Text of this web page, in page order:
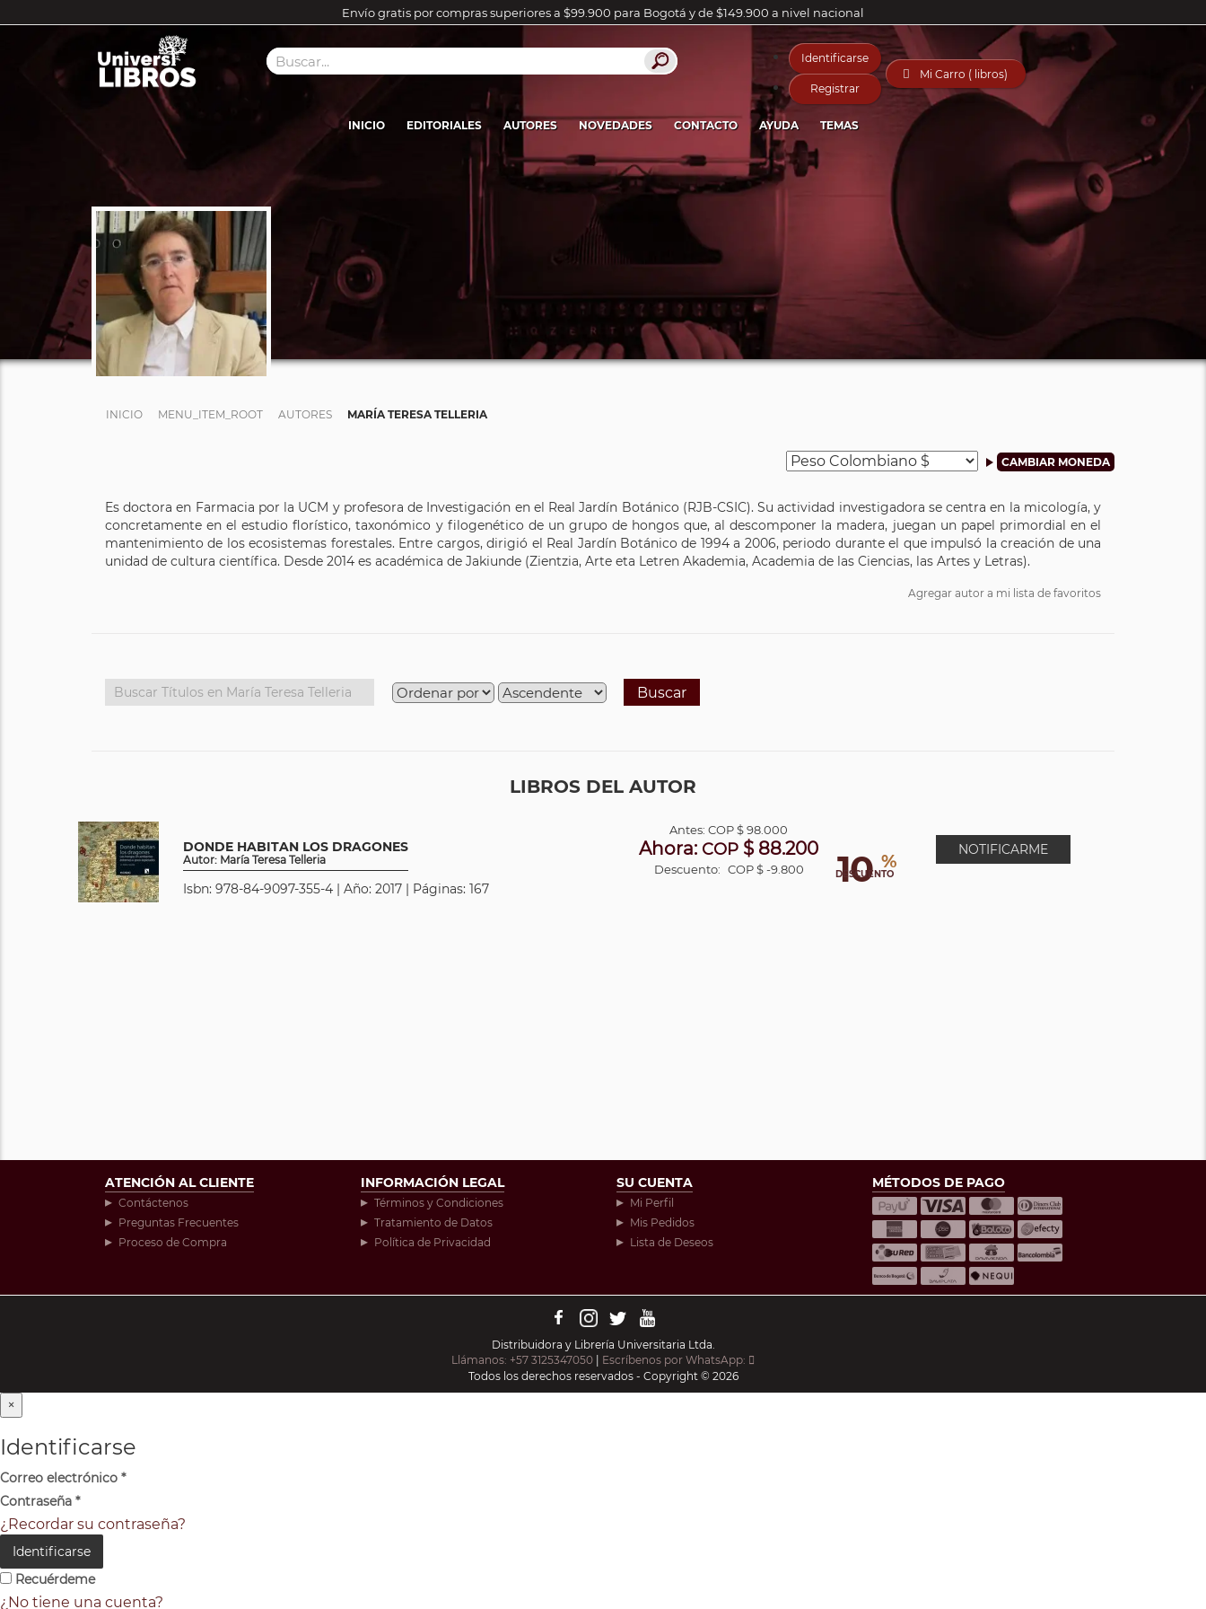
Envío gratis por compras superiores a $99.900 para Bogotá y de $149.900 a nivel nacional
Identificarse
Registrar
 Mi Carro ( libros)
INICIO EDITORIALES AUTORES NOVEDADES CONTACTO AYUDA TEMAS
INICIO MENU_ITEM_ROOT AUTORES MARÍA TERESA TELLERIA
Es doctora en Farmacia por la UCM y profesora de Investigación en el Real Jardín Botánico (RJB-CSIC). Su actividad investigadora se centra en la micología, y
concretamente en el estudio florístico, taxonómico y filogenético de un grupo de hongos que, al descomponer la madera, juegan un papel primordial en el
mantenimiento de los ecosistemas forestales. Entre cargos, dirigió el Real Jardín Botánico de 1994 a 2006, periodo durante el que impulsó la creación de una
unidad de cultura científica. Desde 2014 es académica de Jakiunde (Zientzia, Arte eta Letren Akademia, Academia de las Ciencias, las Artes y Letras).
Agregar autor a mi lista de favoritos
Buscar
LIBROS DEL AUTOR
DONDE HABITAN LOS DRAGONES
Autor: María Teresa Telleria
Isbn: 978-84-9097-355-4 | Año: 2017 | Páginas: 167 10 %
DESCUENTO
Antes:COP$ 98.000
Ahora: COP $ 88.200
Descuento: COP $ -9.800
NOTIFICARME
ATENCIÓN AL CLIENTE
Contáctenos
Preguntas Frecuentes
Proceso de Compra
INFORMACIÓN LEGAL
Términos y Condiciones
Tratamiento de Datos
Política de Privacidad
SU CUENTA
Mi Perfil
Mis Pedidos
Lista de Deseos
MÉTODOS DE PAGO
Distribuidora y Librería Universitaria Ltda.
Llámanos: +57 3125347050
Escríbenos por WhatsApp:
Todos los derechos reservados - Copyright © 2026
×
Identificarse
Correo electrónico *
Contraseña *
¿Recordar su contraseña?
Identificarse
Recuérdeme
¿No tiene una cuenta?